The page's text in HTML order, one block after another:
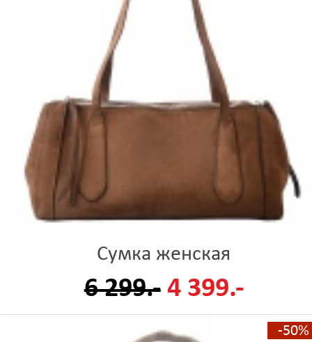
Сумка женская
6 299.- 4 399.-
-50%